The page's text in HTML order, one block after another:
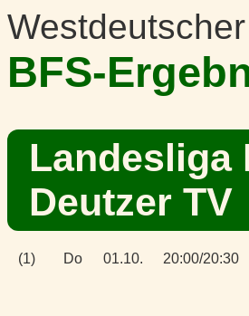
BFS-
Landesliga
Deutzer TV
(1) Do 01.10. 20:00/20:30